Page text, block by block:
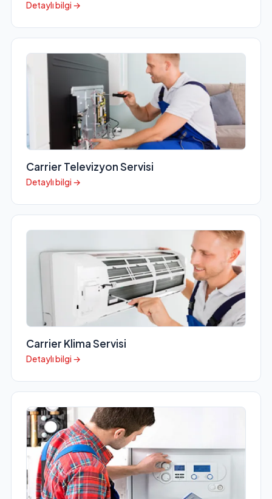
Detaylı bilgi →
Carrier Televizyon Servisi
Detaylı bilgi →
Carrier Klima Servisi
Detaylı bilgi →